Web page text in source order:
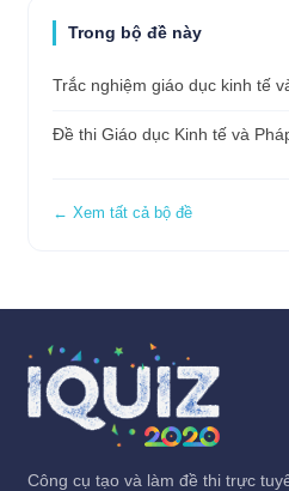
Trong bộ đề này
Trắc nghiệm giáo dục kinh tế
Đề thi Giáo dục Kinh tế và
← Xem tất cả bộ đề
Công cụ tạo và làm đề thi trực